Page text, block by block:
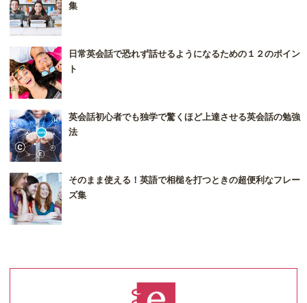
集
日常英会話で恐れず話せるようになるための１２のポイン
ト
英会話初心者でも独学で驚くほど上達させる英会話の勉強
法
そのまま使える！英語で相槌を打つときの超便利なフレー
ズ集